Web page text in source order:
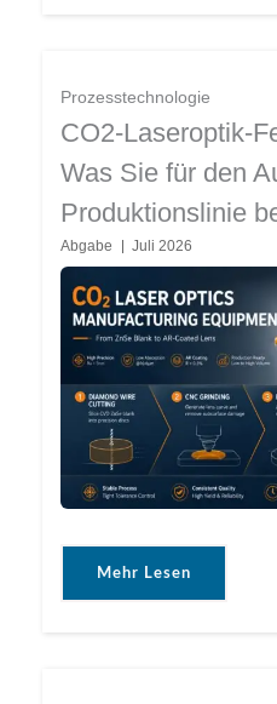
Prozesstechnologie
CO2-Laseroptik-
Was Sie für den
Produktionslinie
Abgabe Juli 2026
Mehr Lesen